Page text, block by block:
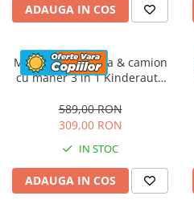
ADAUGA IN COS
Masinuta electrica & camion
cu maner 3 in 1 Kinderauto
tapitat, music player
589,00 RON
309,00 RON
IN STOC
ADAUGA IN COS